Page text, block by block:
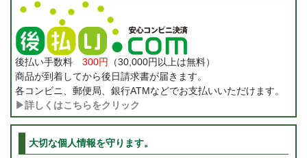
後払い手数料 300円
（30,000円以上は無料）
商品が到着してから後日請求書が届きます。
各コンビニ、郵便局、銀行ATMなどでお支払いいただけます。
▶詳しくはこちらをクリック
大切な個人情報を守ります。